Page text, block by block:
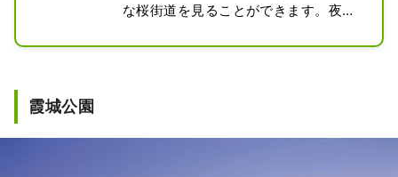
な桜街道を見ることができます。夜に
トアップされ、幻想的に照らされた桜
霞城公園